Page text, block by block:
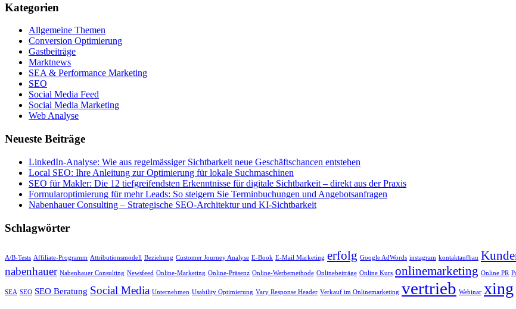
Kategorien
Allgemeine Themen
Conversion Optimierung
Gastbeiträge
Marktnews
SEA & Performance Marketing
SEO
Social Media Feed
Social Media Marketing
Web Analyse
Neueste Beiträge
LinkedIn-Analyse: Wie aus regelmässiger Sichtbarkeit neue Geschäftschancen entstehen
Local SEO: Ihre Anleitung zur Optimierung für lokale Suchmaschinen
SEO für Makler: Die 12 tiefgreifendsten Erkenntnisse für digitale Sichtbarkeit – direkt aus der Praxis
Formularoptimierung für mehr Leads: So steigern Sie Terminbuchungen und Angebotsanfragen
Nabenhauer Consulting – Strategische SEO-Architektur und KI-Sichtbarkeit
Schlagwörter
A/B-Tests Affiliate-Programm Attributionsmodell Beziehung Customer Journey Analyse E-Book E-Mail Marketing erfolg Google AdWords instagram kontaktaufbau
nabenhauer Nabenhauer Consulting Newsfeed Online-Marketing Online-Präsenz Online-Werbemethode Onlinebeiträge Online Kurs onlinemarketing Online PR
SEA SEO SEO Beratung Social Media Unternehmen Usability Optimierung Vary Response Header Verkauf im Onlinemarketing vertrieb Webinar xing